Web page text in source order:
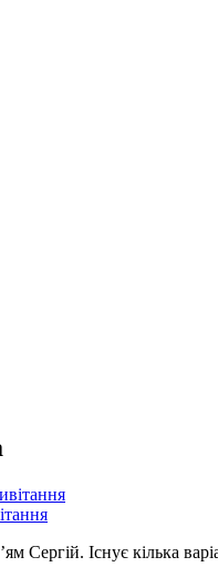
Сергій. Існує кілька